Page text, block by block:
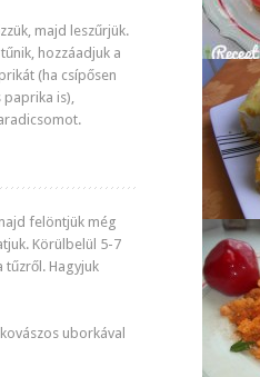
majd leszűrjük.
hozzáadjuk a
(ha csípősen
paprika is),
felöntjük még
Körülbelül 5-7
tűzről. Hagyjuk
uborkával